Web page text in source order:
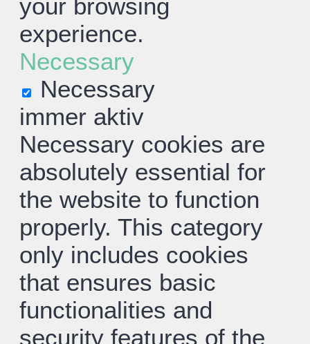
your browsing
experience.
Necessary
Necessary
immer aktiv
Necessary cookies are
absolutely essential for
the website to function
properly. This category
only includes cookies
that ensures basic
functionalities and
security features of the